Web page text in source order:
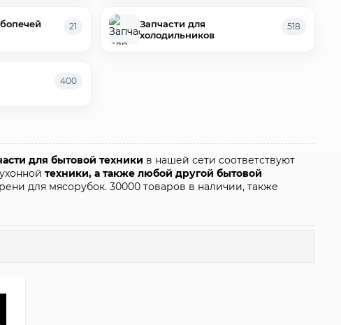
21
Запчасти для
холодильников
518
400
для бытовой техники в нашей сети соответствуют
техники, а также любой другой бытовой
для мясорубок. 30000 товаров в наличии, также